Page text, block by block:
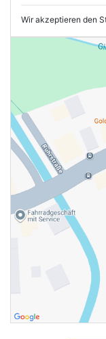
Wir akzeptieren den